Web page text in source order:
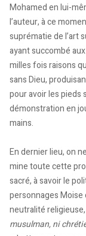
Mohamed en lui-
l’auteur, à ce
suprématie de l’art
ayant succombé
milles fois raisons
sans Dieu,
pour avoir les pieds
démonstration en
mains.
En dernier lieu, on
mine toute cette
sacré, à savoir le
personnages
neutralité
musulman, ni